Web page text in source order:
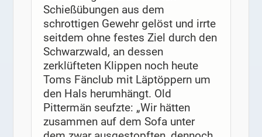
Schießübungen aus dem
schrottigen Gewehr gelöst und irrte
seitdem ohne festes Ziel durch den
Schwarzwald, an dessen
zerklüfteten Klippen noch heute
Toms Fänclub mit Läptöppern um
den Hals herumhängt. Old
Pittermän seufzte: „Wir hätten
zusammen auf dem Sofa unter